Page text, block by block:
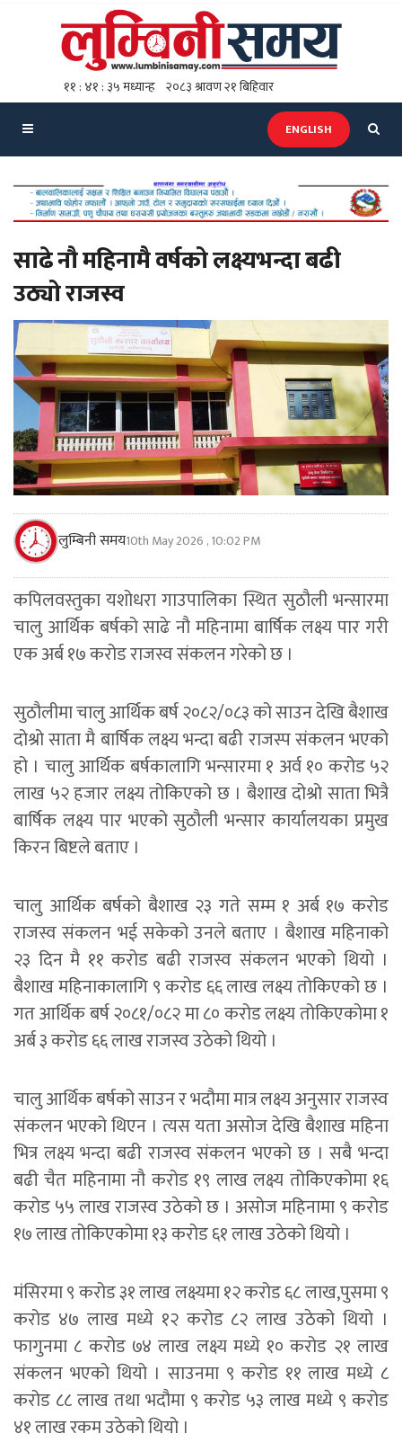
ENGLISH
साढे नौ महिनामै वर्षको लक्ष्यभन्दा बढी
उठ्यो राजस्व
लुम्बिनी समय10th May 2026 , 10:02 PM
कपिलवस्तुका यशोधरा गाउपालिका स्थित सुठौली भन्सारमा
चालु आर्थिक बर्षको साढे नौ महिनामा बार्षिक लक्ष्य पार गरी
एक अर्ब १७ करोड राजस्व संकलन गरेको छ ।
सुठौलीमा चालु आर्थिक बर्ष २०८२/०८३ को साउन देखि बैशाख
दोश्रो साता मै बार्षिक लक्ष्य भन्दा बढी राजस्प संकलन भएको
हो । चालु आर्थिक बर्षकालागि भन्सारमा १ अर्व १० करोड ५२
लाख ५२ हजार लक्ष्य तोकिएको छ । बैशाख दोश्रो साता भित्रै
बार्षिक लक्ष्य पार भएको सुठौली भन्सार कार्यालयका प्रमुख
किरन बिष्टले बताए ।
चालु आर्थिक बर्षको बैशाख २३ गते सम्म १ अर्ब १७ करोड
राजस्व संकलन भई सकेको उनले बताए । बैशाख महिनाको
२३ दिन मै ११ करोड बढी राजस्व संकलन भएको थियो ।
बैशाख महिनाकालागि ९ करोड ६६ लाख लक्ष्य तोकिएको छ ।
गत आर्थिक बर्ष २०८१/०८२ मा ८० करोड लक्ष्य तोकिएकोमा १
अर्ब ३ करोड ६६ लाख राजस्व उठेको थियो ।
चालु आर्थिक बर्षको साउन र भदौमा मात्र लक्ष्य अनुसार राजस्व
संकलन भएको थिएन । त्यस यता असोज देखि बैशाख महिना
भित्र लक्ष्य भन्दा बढी राजस्व संकलन भएको छ । सबै भन्दा
बढी चैत महिनामा नौ करोड १९ लाख लक्ष्य तोकिएकोमा १६
करोड ५५ लाख राजस्व उठेको छ । असोज महिनामा ९ करोड
१७ लाख तोकिएकोमा १३ करोड ६१ लाख उठेको थियो ।
मंसिरमा ९ करोड ३१ लाख लक्ष्यमा १२ करोड ६८ लाख,पुसमा ९
करोड ४७ लाख मध्ये १२ करोड ८२ लाख उठेको थियो ।
फागुनमा ८ करोड ७४ लाख लक्ष्य मध्ये १० करोड २१ लाख
संकलन भएको थियो । साउनमा ९ करोड ११ लाख मध्ये ८
करोड ८८ लाख तथा भदौमा ९ करोड ५३ लाख मध्ये ९ करोड
४१ लाख रकम उठेको थियो ।